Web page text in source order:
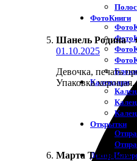
ФотоКниги
Календари
Открытки
Декор
Шанель Родина :
01.10.2025
Девочка, печать
Упаковка
Марта Троицкая :